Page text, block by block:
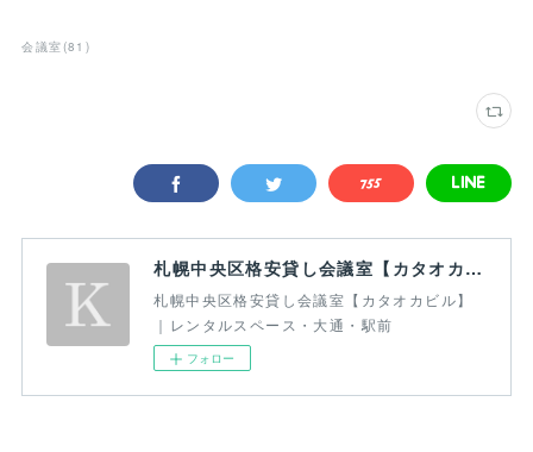
会議室 (81 )
札幌中央区格安貸し会議室【カタオカビル】｜レンタルスペース・大通・駅前
札幌中央区格安貸し会議室【カタオカビル】
｜レンタルスペース・大通・駅前
フォロー